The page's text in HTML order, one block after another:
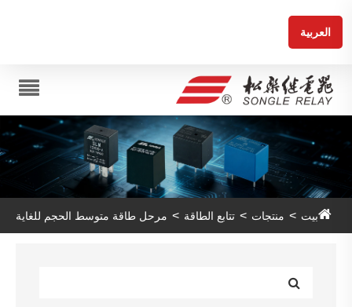
العربية
بيت منتجات تتابع الطاقة مرحل طاقة متوسط ​​الحجم للغاية